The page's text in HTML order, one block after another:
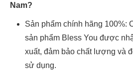
Nam?
Sản phẩm chính hãng 100%:
sản phẩm Bless You được
xuất, đảm bảo chất lượng và
sử dụng.